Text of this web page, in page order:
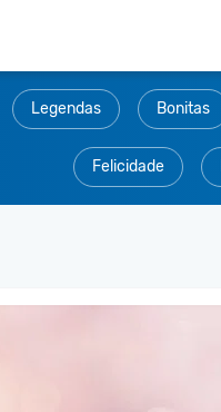
Legendas Bonitas
Felicidade